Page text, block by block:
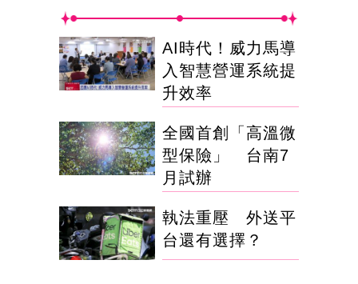
AI時代！威力馬導
入智慧營運系統提
升效率
全國首創「高溫微
型保險」 台南7
月試辦
執法重壓 外送平
台還有選擇？